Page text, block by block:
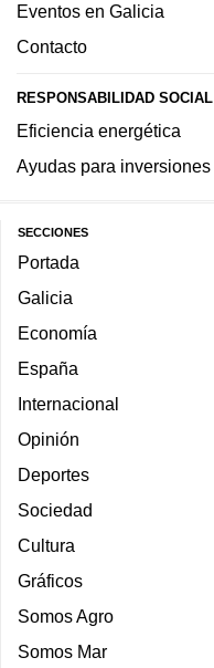
Eventos en Galicia
Contacto
RESPONSABILIDAD SOCIAL
Eficiencia energética
Ayudas para inversiones
SECCIONES
Portada
Galicia
Economía
España
Internacional
Opinión
Deportes
Sociedad
Cultura
Gráficos
Somos Agro
Somos Mar